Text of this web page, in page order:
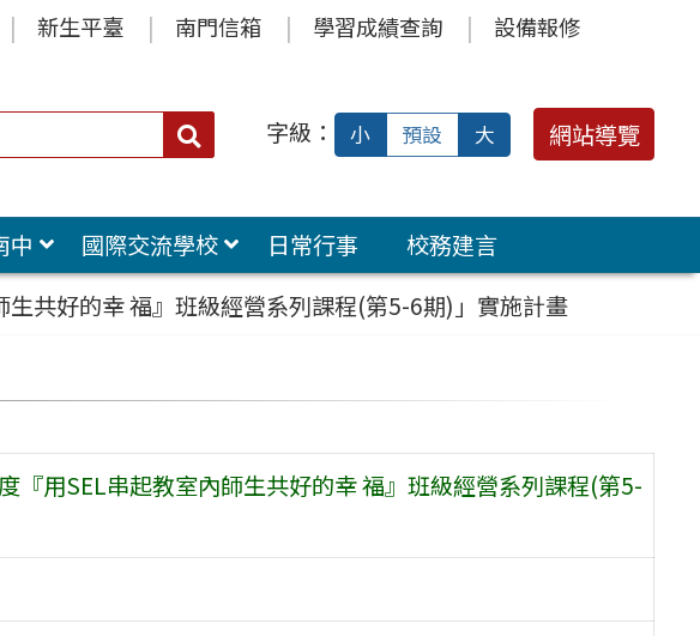
新生平臺 南門信箱 學習成績查詢 設備報修
搜
字級： 小 預設 大 網站導覽
中 國際交流學校 日常行事
校務建言
共好的幸 福』班級經營系列課程(第5-6期)」實施計畫
『用SEL串起教室內師生共好的幸 福』班級經營系列課程(第5-